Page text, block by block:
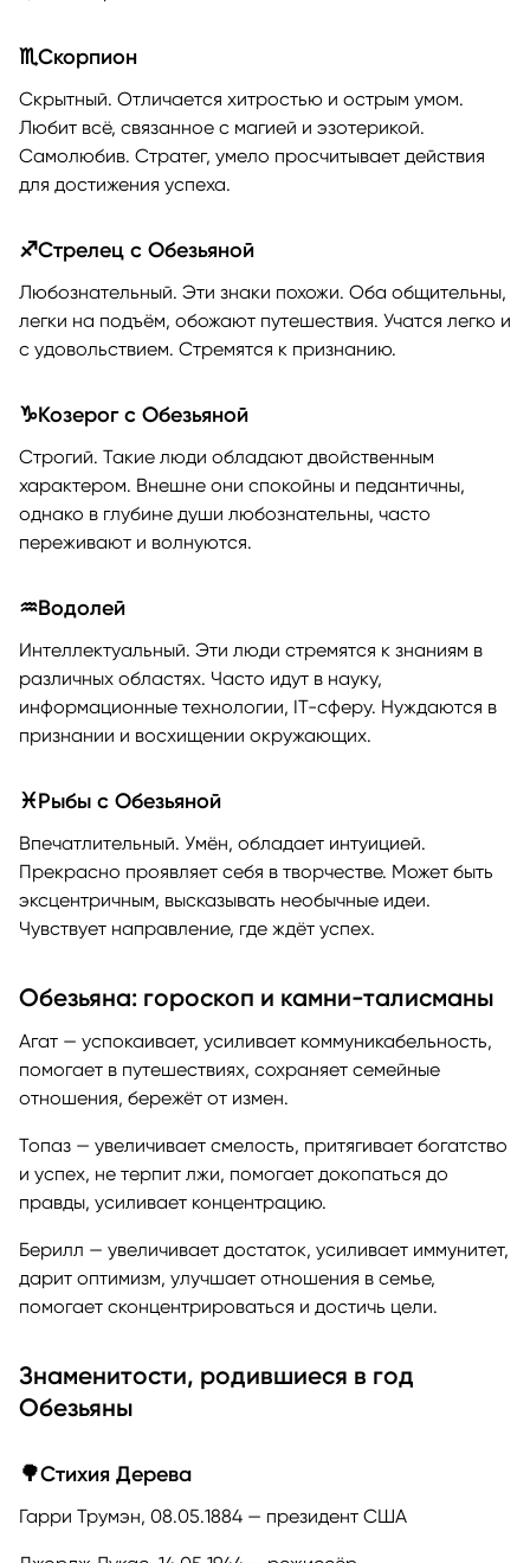
♏Скорпион
Скрытный. Отличается хитростью и острым умом.
Любит всё, связанное с магией и эзотерикой.
Самолюбив. Стратег, умело просчитывает действия
для достижения успеха.
♐Стрелец с Обезьяной
Любознательный. Эти знаки похожи. Оба общительны,
легки на подъём, обожают путешествия. Учатся легко и
с удовольствием. Стремятся к признанию.
♑Козерог с Обезьяной
Строгий. Такие люди обладают двойственным
характером. Внешне они спокойны и педантичны,
однако в глубине души любознательны, часто
переживают и волнуются.
♒Водолей
Интеллектуальный. Эти люди стремятся к знаниям в
различных областях. Часто идут в науку,
информационные технологии, IT-сферу. Нуждаются в
признании и восхищении окружающих.
♓Рыбы с Обезьяной
Впечатлительный. Умён, обладает интуицией.
Прекрасно проявляет себя в творчестве. Может быть
эксцентричным, высказывать необычные идеи.
Чувствует направление, где ждёт успех.
Обезьяна: гороскоп и камни-талисманы
Агат — успокаивает, усиливает коммуникабельность,
помогает в путешествиях, сохраняет семейные
отношения, бережёт от измен.
Топаз — увеличивает смелость, притягивает богатство
и успех, не терпит лжи, помогает докопаться до
правды, усиливает концентрацию.
Берилл — увеличивает достаток, усиливает иммунитет,
дарит оптимизм, улучшает отношения в семье,
помогает сконцентрироваться и достичь цели.
Знаменитости, родившиеся в год
Обезьяны
🌳Стихия Дерева
Гарри Трумэн, 08.05.1884 — президент США